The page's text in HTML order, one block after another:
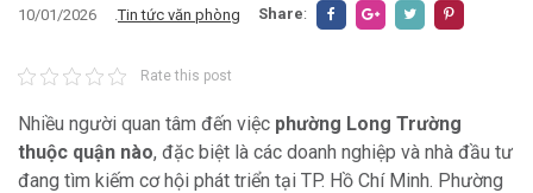
10/01/2026 .Tin tức văn phòng Share:
Rate this post
Nhiều người quan tâm đến việc phường Long Trường
thuộc quận nào, đặc biệt là các doanh nghiệp và nhà đầu tư
đang tìm kiếm cơ hội phát triển tại TP. Hồ Chí Minh. Phường